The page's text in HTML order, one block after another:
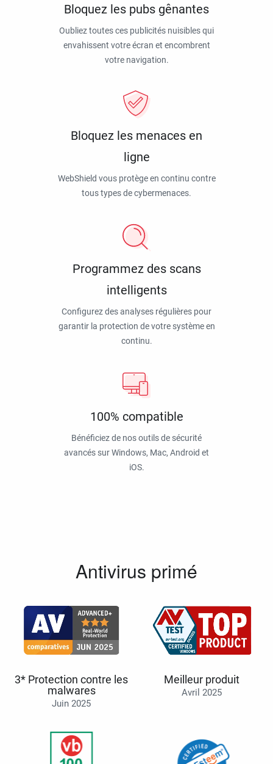
Bloquez les pubs gênantes
Oubliez toutes ces publicités nuisibles qui
envahissent votre écran et encombrent
votre navigation.
Bloquez les menaces en
ligne
WebShield vous protège en continu contre
tous types de cybermenaces.
Programmez des scans
intelligents
Configurez des analyses régulières pour
garantir la protection de votre système en
continu.
100% compatible
Bénéficiez de nos outils de sécurité
avancés sur Windows, Mac, Android et
iOS.
Antivirus primé
3* Protection contre les
malwares
Juin 2025
Meilleur produit
Avril 2025